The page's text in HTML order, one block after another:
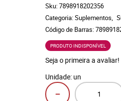
Sku:7898918202356
Categoria:Suplementos
Código de Barras:
PRODUTO INDISPONÍVEL
Seja o primeira a avaliar!
Unidade: un